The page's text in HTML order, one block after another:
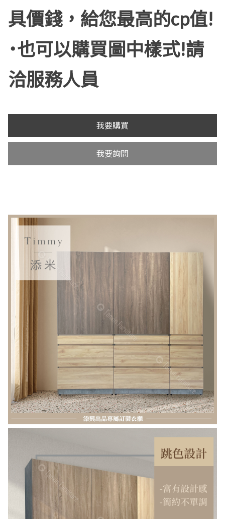
具價錢，給您最高的cp值!
˙也可以購買圖中樣式!請
洽服務人員
我要購買
我要詢問